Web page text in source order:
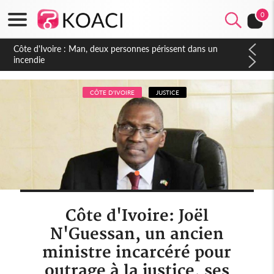
0
Côte d'Ivoire : Séileu, la célébration de la fête nationale
transformée en vaste campagne contre les produits
dépigmentants dangereux
CÔTE D'IVOIRE JUSTICE
Côte d'Ivoire: Joël
N'Guessan, un ancien
ministre incarcéré pour